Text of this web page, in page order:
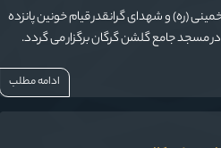
(ره) و شهدای گرانقدر قیام خونین پانزده
ادامه مطلب